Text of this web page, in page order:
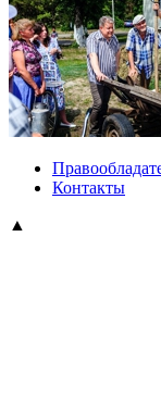
Контакты
▲